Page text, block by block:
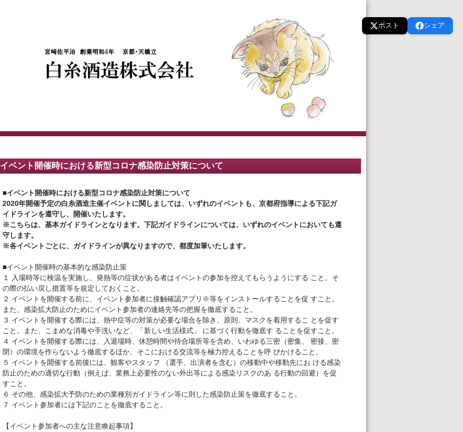
ポスト シェア
イベント開催時における新型コロナ感染防止対策について
■イベント開催時における新型コロナ感染防止対策について
2020年開催予定の白糸酒造主催イベントに関しましては、いずれのイベントも、京都府指導による下記ガ
イドラインを遵守し、開催いたします。
※こちらは、基本ガイドラインとなります。下記ガイドラインについては、いずれのイベントにおいても遵
守します。
※各イベントごとに、ガイドラインが異なりますので、都度加筆いたします。
■イベント開催時の基本的な感染防止策
１ 入場時等に検温を実施し、発熱等の症状がある者はイベントの参加を控えてもらうようにする こと。そ
の際の払い戻し措置等を規定しておくこと。
２ イベントを開催する前に、イベント参加者に接触確認アプリ※等をインストールすることを促 すこと。
また、感染拡大防止のためにイベント参加者の連絡先等の把握を徹底すること。
３ イベントを開催する際には、熱中症等の対策が必要な場合を除き、原則、マスクを着用するこ とを促す
こと。また、こまめな消毒や手洗いなど、「新しい生活様式」 に基づく行動を徹底す ることを促すこと。
４ イベントを開催する際には、入退場時、休憩時間や待合場所等を含め、いわゆる三密（密集、 密接、密
閉）の環境を作らないよう徹底するほか、そこにおける交流等を極力控えることを呼 びかけること。
５ イベントを開催する前後には、観客やスタッフ （選手、出演者を含む）の移動中や移動先にお ける感染
防止のための適切な行動（例えば、業務上必要性のない外出等による感染リスクのあ る行動の回避）を促
すこと。
６ その他、感染拡大予防のための業種別ガイドライン等に則した感染防止策を徹底すること。
７ イベント参加者には下記のことを徹底すること。
【イベント参加者への主な注意喚起事項】